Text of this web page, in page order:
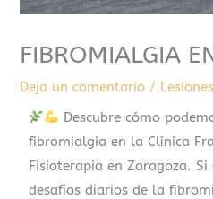
FIBROMIALGIA
Deja un comentario / Lesiones
Descubre cómo
fibromialgia en la Clínica
Fisioterapia en Zaragoza.
desafíos diarios de la